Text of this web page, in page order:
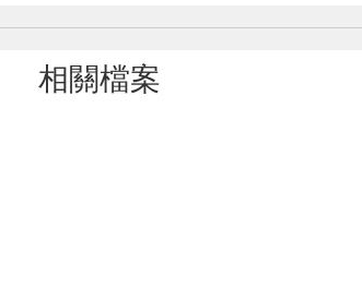
相關檔案